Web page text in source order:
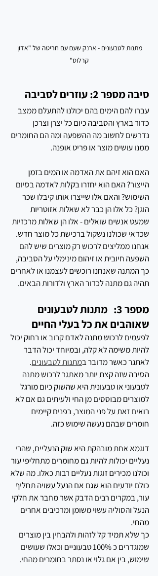
מתנות לטבעונים - ארנק שעם עם חריטה של "אדון
קרלוס"
סיבה מספר 2: עוזרים לסביבה
עברו להם הימים בהם יכולנו להתעלם ממצב
כדור בארץ והסביבה כיום כל יצרן וצרכן
נדרשים לחשוב מה ההשפעה ומה הם החומרים
ממנו עושים מוצר או פריט אופנה.
האם הוא זיהם את האדמה או המים בזמן
הייצור? האם הוא יחזרו בקלות לאדמה בסיום
השימוש? והאם אלו שייצרו אותו קיבלו שכר
הוגן? כל אלו הן כבר לא שאלות אזוטריות
שמעט אנשים שואלים - אלו הן שאלות מרכזיות
שכדאי שכולנו נשקול ברכישת כל מוצר חדש.
אנחנו ממליצים לרכוש רק מוצרים שיש להם
השפעה חיובית או זיהום מינימלי על הסביבה,
כך המתנה שאנחנו רוכשים לעצמנו או לאחרים
תהיה גם מתנה לכדור הארץ ולדורות הבאים.
מספר 3:   מתנות לטבעונים
שאוהבים את כל בעלי החיים
לפעמים לרכוש מתנה לאדם קרוב או רחוק יכול
להיות משימה לא קלה, ובמיוחד יכול הדבר
לאתגר כאשר מדובר במתנות לטבעונים.
הסיבה שזה קצת יותר מאתגר לרכוש מתנה
לטבעוני או טבעונית היא שהשוק כיום מורגל
למוצרים מבוססים מן החי ולעיתים גם אם לא
רואים זאת על פני המוצר, בפנים קיימים
חומרים שבהם נעשה שימוש כזה.
דוגמא אחת מובהקת היא שוק הנעליים, שהרי
נעליים יכולות להיות גם מחומרים מתחליפי עור
וכולנו מכירים זוגות נעליים רבות כאלו. מה שלא
כולם יודעים הוא שגם אם הנעל עשויה תחליף
עור, במקרים רבים הדבק אשר מחבר את חלקי
הנעל והסוליה עשוי משומן ומרכיבים אחרים
מהחי.
כך שלא תמיד קל לזהות ולהבחין בין מוצרים
שמוגדרים כ 100% טבעוניים וכאלו שעושים
שימוש, בין אם גלוי או נסתר בחומרים מהחי.